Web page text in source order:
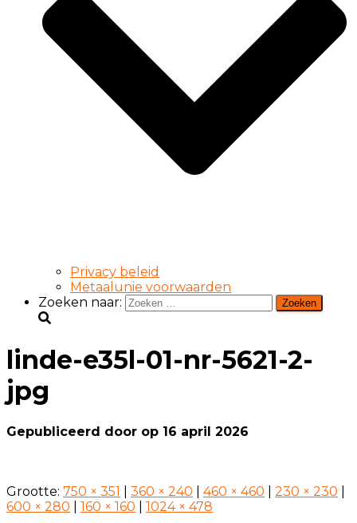
Privacy beleid
Metaalunie voorwaarden
Zoeken naar:
linde-e35l-01-nr-5621-2-
jpg
Gepubliceerd door op 16 april 2026
Grootte: 750 × 351 360 × 240 460 × 460 230 × 230
600 × 280
160 × 160 1024 × 478